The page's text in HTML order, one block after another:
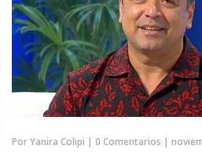
PorYanira Colipi | 0 Comentarios |